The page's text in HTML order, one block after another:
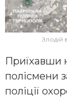
Злодій
Приїхавши
полісмени
поліції